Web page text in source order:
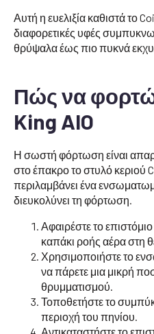
Αυτή η ευελιξία καθιστά το
διαφορετικές υφές
θρύψαλα έως πιο πυκνά
Πώς να
King AIO
Η σωστή φόρτωση είναι
στο έπακρο το στυλό κεριού
περιλαμβάνει ένα
διευκολύνει τη φόρτωση.
Αφαιρέστε το
καπάκι ροής αέρα στη
Χρησιμοποιήστε το
να πάρετε μια μικρή
θρυμματισμού.
Τοποθετήστε το
περιοχή του πηνίου.
Αντικαταστήστε το